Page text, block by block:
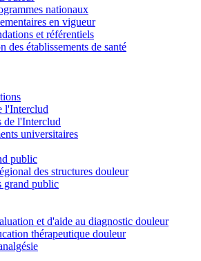
nationaux
en vigueur
et référentiels
des établissements de santé
l'Interclud
de l'Interclud
universitaires
public
des structures douleur
grand public
et d'aide au diagnostic douleur
thérapeutique douleur